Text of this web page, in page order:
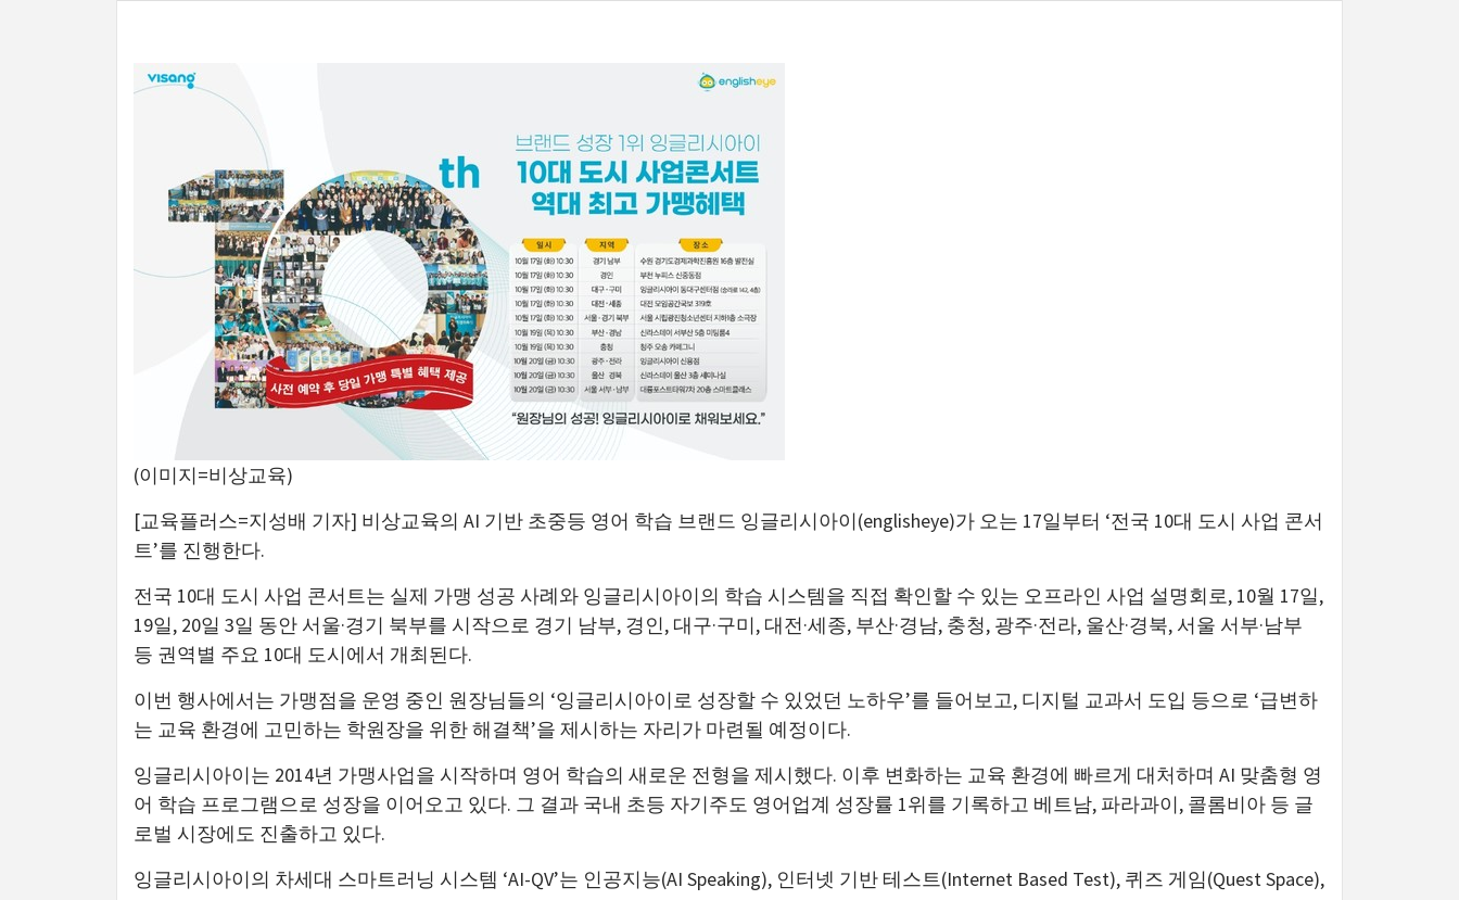
(이미지=비상교육)
[교육플러스=지성배 기자] 비상교육의 AI 기반 초중등 영어 학습 브랜드 잉글리시아이(englisheye)가 오는 17일부터 ‘전국 10대 도시 사업 콘서
트’를 진행한다.
전국 10대 도시 사업 콘서트는 실제 가맹 성공 사례와 잉글리시아이의 학습 시스템을 직접 확인할 수 있는 오프라인 사업 설명회로, 10월 17일,
19일, 20일 3일 동안 서울·경기 북부를 시작으로 경기 남부, 경인, 대구·구미, 대전·세종, 부산·경남, 충청, 광주·전라, 울산·경북, 서울 서부·남부
등 권역별 주요 10대 도시에서 개최된다.
이번 행사에서는 가맹점을 운영 중인 원장님들의 ‘잉글리시아이로 성장할 수 있었던 노하우’를 들어보고, 디지털 교과서 도입 등으로 ‘급변하
는 교육 환경에 고민하는 학원장을 위한 해결책’을 제시하는 자리가 마련될 예정이다.
잉글리시아이는 2014년 가맹사업을 시작하며 영어 학습의 새로운 전형을 제시했다. 이후 변화하는 교육 환경에 빠르게 대처하며 AI 맞춤형 영
어 학습 프로그램으로 성장을 이어오고 있다. 그 결과 국내 초등 자기주도 영어업계 성장률 1위를 기록하고 베트남, 파라과이, 콜롬비아 등 글
로벌 시장에도 진출하고 있다.
잉글리시아이의 차세대 스마트러닝 시스템 ‘AI-QV’는 인공지능(AI Speaking), 인터넷 기반 테스트(Internet Based Test), 퀴즈 게임(Quest Space),